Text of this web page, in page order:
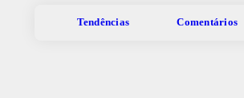
Tendências Comentários